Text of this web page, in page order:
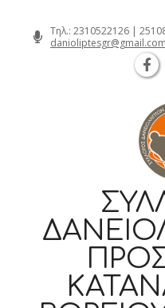
Τηλ.: 2310522126 |
danioliptesgr@gmail.com